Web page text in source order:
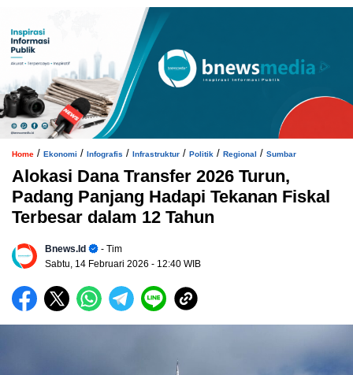
Home / Ekonomi / Infografis / Infrastruktur / Politik / Regional / Sumbar
Alokasi Dana Transfer 2026 Turun,
Padang Panjang Hadapi Tekanan Fiskal
Terbesar dalam 12 Tahun
Bnews.id
- Tim
Sabtu, 14 Februari 2026 - 12:40 WIB